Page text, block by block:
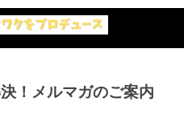
！メルマガのご案内